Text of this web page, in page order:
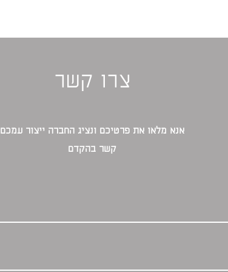
צרו קשר
אנא מלאו את פרטיכם ונציג החברה ייצור עמכם
קשר בהקדם‎